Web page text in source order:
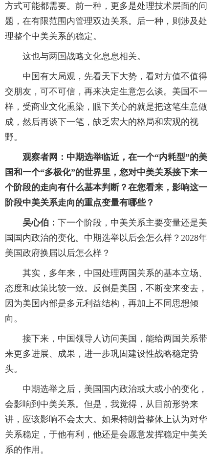
方式可能都需要。前一种，更多是处理技术层面的问
题，在有限范围内管理双边关系。后一种，则涉及处
理整个中美关系的稳定。
这也与两国战略文化息息相关。
中国有大局观，先看天下大势，看对方值不值得
交朋友，可不可信，再来决定生意怎么谈。美国不一
样，受商业文化熏染，眼下关心的就是把这笔生意做
成，然后再谈下一笔，缺乏宏大的格局和宏观的视
野。
观察者网：中期选举临近，在一个“内耗型”的美
国和一个“多极化”的世界里，您对中美关系接下来一
个阶段的走向有什么基本判断？在您看来，影响这一
阶段中美关系走向的重点变量有哪些？
吴心伯： 下一个阶段，中美关系主要变量还是美
国国内政治的变化。中期选举以后会怎么样？2028年
美国政府换届以后怎么样？
其实，多年来，中国处理两国关系的基本立场、
态度和政策比较一致。反倒是美国，不断变来变去，
因为美国内部是多元利益结构，再加上不同思想倾
向。
接下来，中国领导人访问美国，能给两国关系带
来更多进展、成果，进一步巩固建设性战略稳定势
头。
中期选举之后，美国国内政治或大或小的变化，
会影响到中美关系。但是，我觉得，从目前形势来
讲，应该影响不会太大。如果特朗普整体上认为对华
关系稳定，于他有利，他还是会愿意发挥稳定中美关
系的作用。